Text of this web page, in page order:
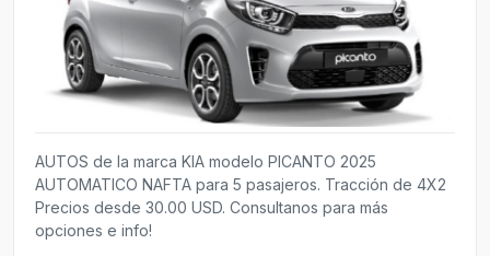
AUTOS de la marca KIA modelo PICANTO 2025
AUTOMATICO NAFTA para 5 pasajeros. Tracción de 4X2
Precios desde 30.00 USD. Consultanos para más
opciones e info!